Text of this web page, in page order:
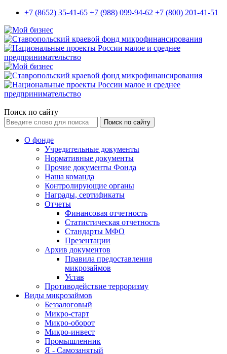
+7 (8652) 35-41-65 +7 (988) 099-94-62 +7 (800) 201-41-51
Поиск по сайту
Поиск по сайту
О фонде
Учредительные документы
Нормативные документы
Прочие документы Фонда
Наша команда
Контролирующие органы
Награды, сертификаты
Отчеты
Финансовая отчетность
Статистическая отчетность
Стандарты МФО
Презентации
Архив документов
Правила предоставления
микрозаймов
Устав
Противодействие терроризму
Виды микрозаймов
Беззалоговый
Микро-старт
Микро-оборот
Микро-инвест
Промышленник
Я - Самозанятый